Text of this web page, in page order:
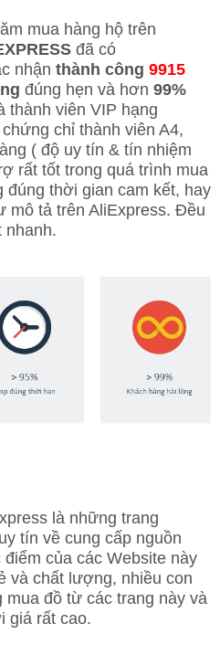
mua hàng hộ trên
đã có
nhận thành công 9915
đúng hẹn và hơn 99%
thành viên VIP hạng
chỉ thành viên A4,
( độ uy tín & tín nhiệm
rất tốt trong quá trình mua
đúng thời gian cam kết, hay
mô tả trên AliExpress. Đều
nhanh.
là những trang
tín về cung cấp nguồn
của các Website này
và chất lượng, nhiều con
đồ từ các trang này và
giá rất cao.